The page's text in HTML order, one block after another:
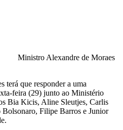
de Moraes
terá que responder a uma
feira (29) junto ao Ministério
Bia Kicis, Aline Sleutjes, Carlis
Filipe Barros e Junior